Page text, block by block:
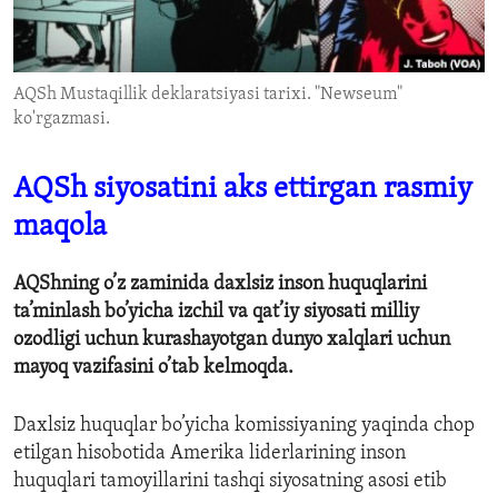
ENVIRONMENT AND HEALTH
IDEALS AND INSTITUTIONS
AQSh Mustaqillik deklaratsiyasi tarixi. "Newseum"
ko'rgazmasi.
AQSh siyosatini aks ettirgan rasmiy
maqola
AQShning o’z zaminida daxlsiz inson huquqlarini
ta’minlash bo’yicha izchil va qat’iy siyosati milliy
ozodligi uchun kurashayotgan dunyo xalqlari uchun
mayoq vazifasini o’tab kelmoqda.
Daxlsiz huquqlar bo’yicha komissiyaning yaqinda chop
etilgan hisobotida Amerika liderlarining inson
huquqlari tamoyillarini tashqi siyosatning asosi etib